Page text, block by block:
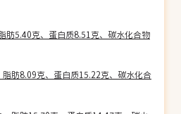
肪5.40克、蛋白质8.51克、碳水化合物
肪8.09克、蛋白质15.22克、碳水化合